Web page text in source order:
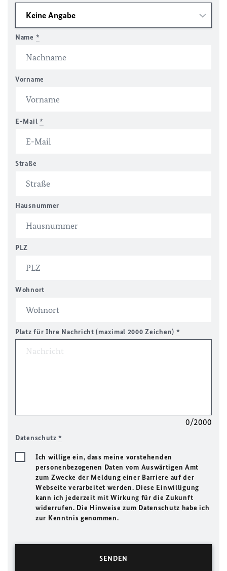
Name *
Vorname
E-Mail *
Straße
Hausnummer
PLZ
Wohnort
Platz für Ihre Nachricht (maximal 2000 Zeichen) *
0/2000
Datenschutz*
Ich willige ein, dass meine vorstehenden
personenbezogenen Daten vom Auswärtigen Amt
zum Zwecke der Meldung einer Barriere auf der
Webseite verarbeitet werden. Diese Einwilligung
kann ich jederzeit mit Wirkung für die Zukunft
widerrufen. Die Hinweise zum Datenschutz habe ich
zur Kenntnis genommen.